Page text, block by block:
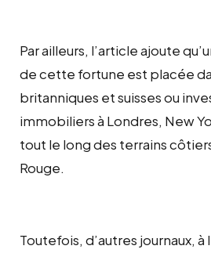
Par ailleurs, l’article ajoute
de cette fortune est placée
britanniques et suisses ou
immobiliers à Londres, New
tout le long des terrains
Rouge.
Toutefois, d’autres journaux, à